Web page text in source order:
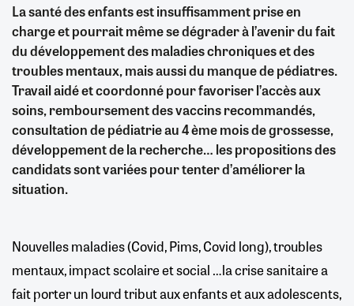
La santé des enfants est insuffisamment prise en
charge et pourrait même se dégrader à l’avenir du fait
du développement des maladies chroniques et des
troubles mentaux, mais aussi du manque de pédiatres.
Travail aidé et coordonné pour favoriser l’accès aux
soins, remboursement des vaccins recommandés,
consultation de pédiatrie au 4 ème mois de grossesse,
développement de la recherche… les propositions des
candidats sont variées pour tenter d’améliorer la
situation.
Nouvelles maladies (Covid, Pims, Covid long), troubles
mentaux, impact scolaire et social …la crise sanitaire a
fait porter un lourd tribut aux enfants et aux adolescents,